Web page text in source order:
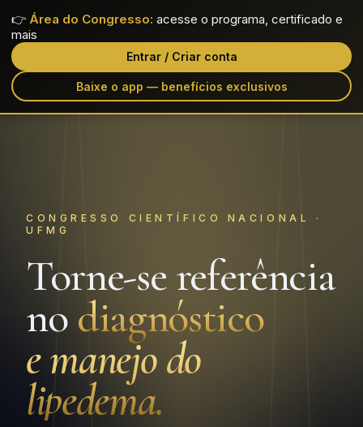
👉 Área do Congresso: acesse o programa, certificado e
mais
Entrar / Criar conta
Baixe o app — benefícios exclusivos
LipedemaScience EDIÇÃO 2026
CONGRESSO CIENTÍFICO NACIONAL ·
UFMG
Torne-se referência
no diagnóstico
e manejo do
lipedema.